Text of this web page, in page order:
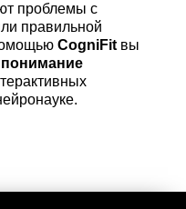
проблемы с
правильной
CogniFit вы
понимание